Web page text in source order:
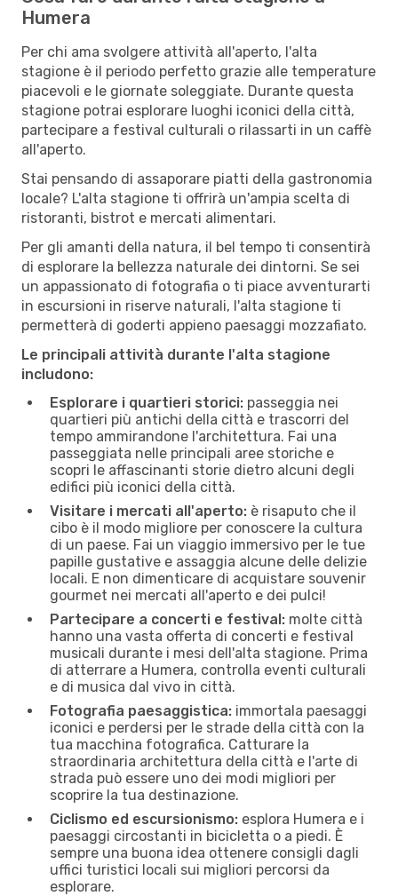
Humera
Per chi ama svolgere attività all'aperto, l'alta
stagione è il periodo perfetto grazie alle temperature
piacevoli e le giornate soleggiate. Durante questa
stagione potrai esplorare luoghi iconici della città,
partecipare a festival culturali o rilassarti in un caffè
all'aperto.
Stai pensando di assaporare piatti della gastronomia
locale? L'alta stagione ti offrirà un'ampia scelta di
ristoranti, bistrot e mercati alimentari.
Per gli amanti della natura, il bel tempo ti consentirà
di esplorare la bellezza naturale dei dintorni. Se sei
un appassionato di fotografia o ti piace avventurarti
in escursioni in riserve naturali, l'alta stagione ti
permetterà di goderti appieno paesaggi mozzafiato.
Le principali attività durante l'alta stagione
includono:
Esplorare i quartieri storici: passeggia nei
quartieri più antichi della città e trascorri del
tempo ammirandone l'architettura. Fai una
passeggiata nelle principali aree storiche e
scopri le affascinanti storie dietro alcuni degli
edifici più iconici della città.
Visitare i mercati all'aperto: è risaputo che il
cibo è il modo migliore per conoscere la cultura
di un paese. Fai un viaggio immersivo per le tue
papille gustative e assaggia alcune delle delizie
locali. E non dimenticare di acquistare souvenir
gourmet nei mercati all'aperto e dei pulci!
Partecipare a concerti e festival: molte città
hanno una vasta offerta di concerti e festival
musicali durante i mesi dell'alta stagione. Prima
di atterrare a Humera, controlla eventi culturali
e di musica dal vivo in città.
Fotografia paesaggistica: immortala paesaggi
iconici e perdersi per le strade della città con la
tua macchina fotografica. Catturare la
straordinaria architettura della città e l'arte di
strada può essere uno dei modi migliori per
scoprire la tua destinazione.
Ciclismo ed escursionismo: esplora Humera e i
paesaggi circostanti in bicicletta o a piedi. È
sempre una buona idea ottenere consigli dagli
uffici turistici locali sui migliori percorsi da
esplorare.